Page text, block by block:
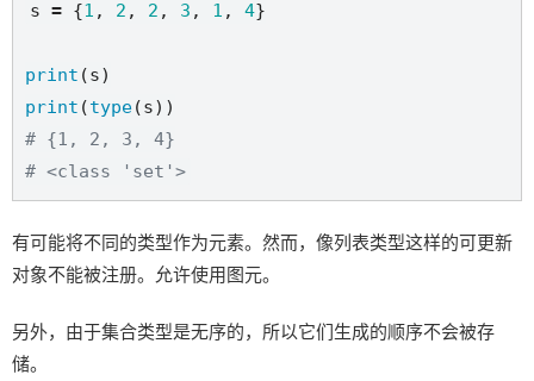
s = {1 , 2 , 2 , 3 , 1 , 4}
print
print (type
# {1, 2, 3, 4}
# <class 'set'>
有可能将不同的类型作为元素。然而，像列表类型这样的可更新
对象不能被注册。允许使用图元。
另外，由于集合类型是无序的，所以它们生成的顺序不会被存
储。